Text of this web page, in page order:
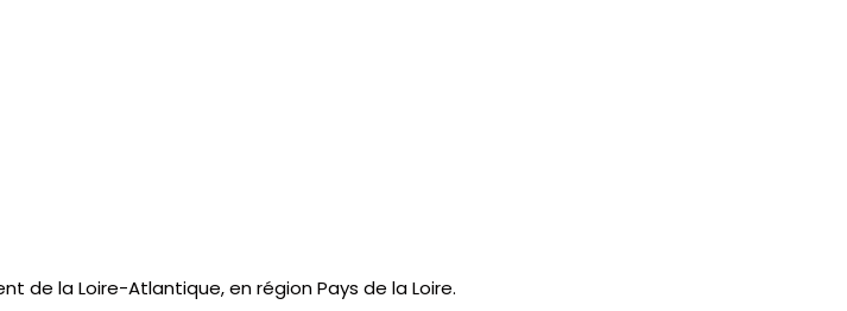
de la Loire-Atlantique, en région Pays de la Loire.